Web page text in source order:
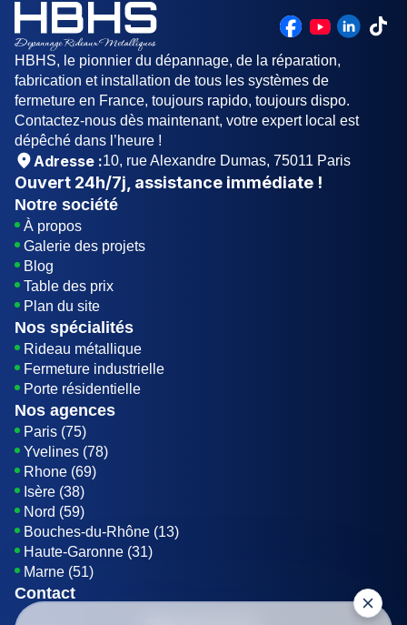
HBHS, le pionnier du dépannage, de la réparation,
fabrication et installation de tous les systèmes de
fermeture en France, toujours rapido, toujours dispo.
Contactez-nous dès maintenant, votre expert local est
dépêché dans l’heure !
Adresse :10, rue Alexandre Dumas, 75011 Paris
Ouvert 24h/7j , assistance immédiate !
Notre société
À propos
Galerie des projets
Blog
Table des prix
Plan du site
Nos spécialités
Rideau métallique
Fermeture industrielle
Porte résidentielle
Nos agences
Paris (75)
Yvelines (78)
Rhone (69)
Isère (38)
Nord (59)
Bouches-du-Rhône (13)
Haute-Garonne (31)
Marne (51)
Contact